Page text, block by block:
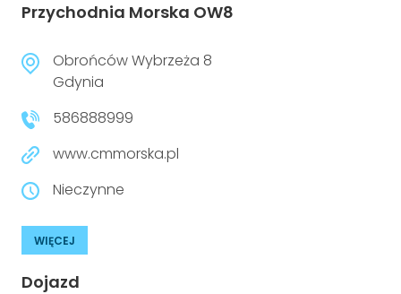
Przychodnia Morska OW8
Obrońców Wybrzeża 8
Gdynia
586888999
www.cmmorska.pl
Nieczynne
WIĘCEJ
Dojazd